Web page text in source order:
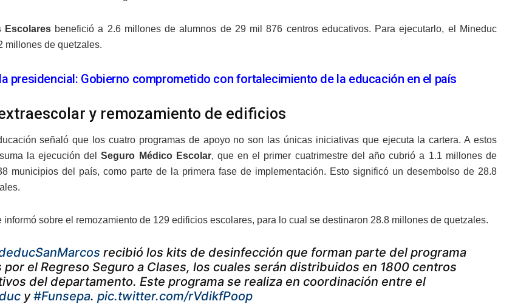
Escolaresbenefició a 2.6 millones de alumnos de 29 mil 876 centros educativos. Para ejecutarlo, el Mineduc
millones de quetzales.
presidencial: Gobierno comprometido con fortalecimiento de la educación en el país
y remozamiento de edificios
señaló que los cuatro programas de apoyo no son las únicas iniciativas que ejecuta la cartera. A estos
la ejecución delSeguro Médico Escolar, que en el primer cuatrimestre del año cubrió a 1.1 millones de
municipios del país, como parte de la primera fase de implementación. Esto significó un desembolso de 28.8
informó sobre el remozamiento de 129 edificios escolares, para lo cual se destinaron 28.8 millones de quetzales.
recibió los kits de desinfección que forman parte del programa
por el Regreso Seguro a Clases, los cuales serán distribuidos en 1800 centros
del departamento. Este programa se realiza en coordinación entre el
y#Funsepa. pic.twitter.com/rVdikfPoop